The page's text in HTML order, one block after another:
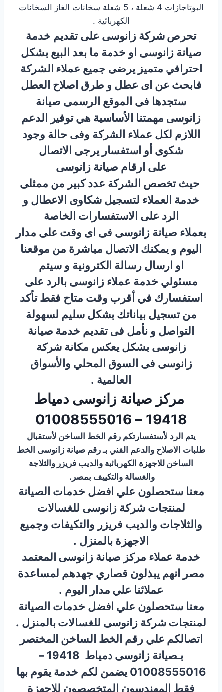
البوتاجازات 4 شعلة ، 5 شعلة سخانات الغاز السخانات
الكهربائية .
تحرص شركة زانوسى على تقديم خدمة
صيانة زانوسى او خدمة ما بعد البيع بشكل
احترافي متميز يرضى جميع عملاء الشركة
فابحث عن اى عطل و طرق اصلاح العطل
ستجدها فى الموقع الرسمى صيانة
زانوسى مهمتنا الأساسية هي توفير الدعم
اللازم لكل عملاء الشركة وفى حالة وجود
شكوى أو استفسار يرجى الاتصال
على ارقام صيانة زانوسى
حيث تخصص الشركة عدد كبير من ممثلى
خدمة العملاء لتسجيل شكاوى الاعطال و
الرد على الاستفسارات الخاصة
بعملاء صيانة زانوسى فى اى وقت على مدار
اليوم و يمكنك الاتصال مباشرة من موقعنا
او ارسال رسالة الكترونية و سيتم
مسئولي خدمة عملاء زانوسى بالرد على
استفسارك في أقرب وقت متاح فقط تأكد
من تسجيل بياناتك بشكل سليم لسهولة
التواصل و نأمل فى تقديم خدمة صيانة
زانوسى بشكل يعكس مكانة شركة
زانوسى فى السوق المحلي والأسواق
العالمية .
مركز صيانة زانوسى دمياط
19418 – 01008555016
يتم الرد لأستفسارتكم رقم الخط الساخن لأستقبال
طلبات الاصلاح والدعم الفني بـ رقم صيانة زانوسى الخط
الساخن للاجهزة الكهربائية والديب فريزر والثلاجة
والغسالة والتكييف بمصر.
معنا ستحصلون علي افضل خدمات الصيانة
لمنتجات شركة زانوسى للغسالات
والثلاجات والديب فريزر والتكيفات وجميع
الاجهزة بالمنزل .
خدمة عملاء مركز صيانة زانوسى المعتمد
مصر انهم يبذلون قصاري جهدهم لمساعدة
عملائنا علي مدار اليوم .
معنا ستحصلون علي افضل خدمات الصيانة
لمنتجات شركة زانوسى للغسالات بالمنزل .
اتصالكم علي رقم الخط الساخن المختصر
بـصيانة زانوسى دمياط 19418 –
01008555016 يضمن لكم خدمة يقوم بها
فقط المهندسون المتخصصون للاجهزة